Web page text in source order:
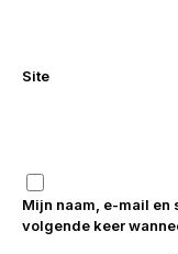
Site
Mijn naam, e-mail en
volgende keer